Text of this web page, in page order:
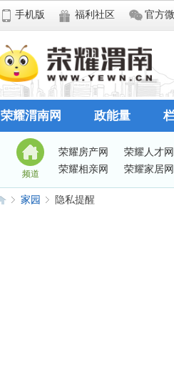
手机版 福利社区 官方
荣耀渭南网 政能量
频道
荣耀房产网
荣耀人才网
荣耀相亲网
荣耀家居网
家园 隐私提醒